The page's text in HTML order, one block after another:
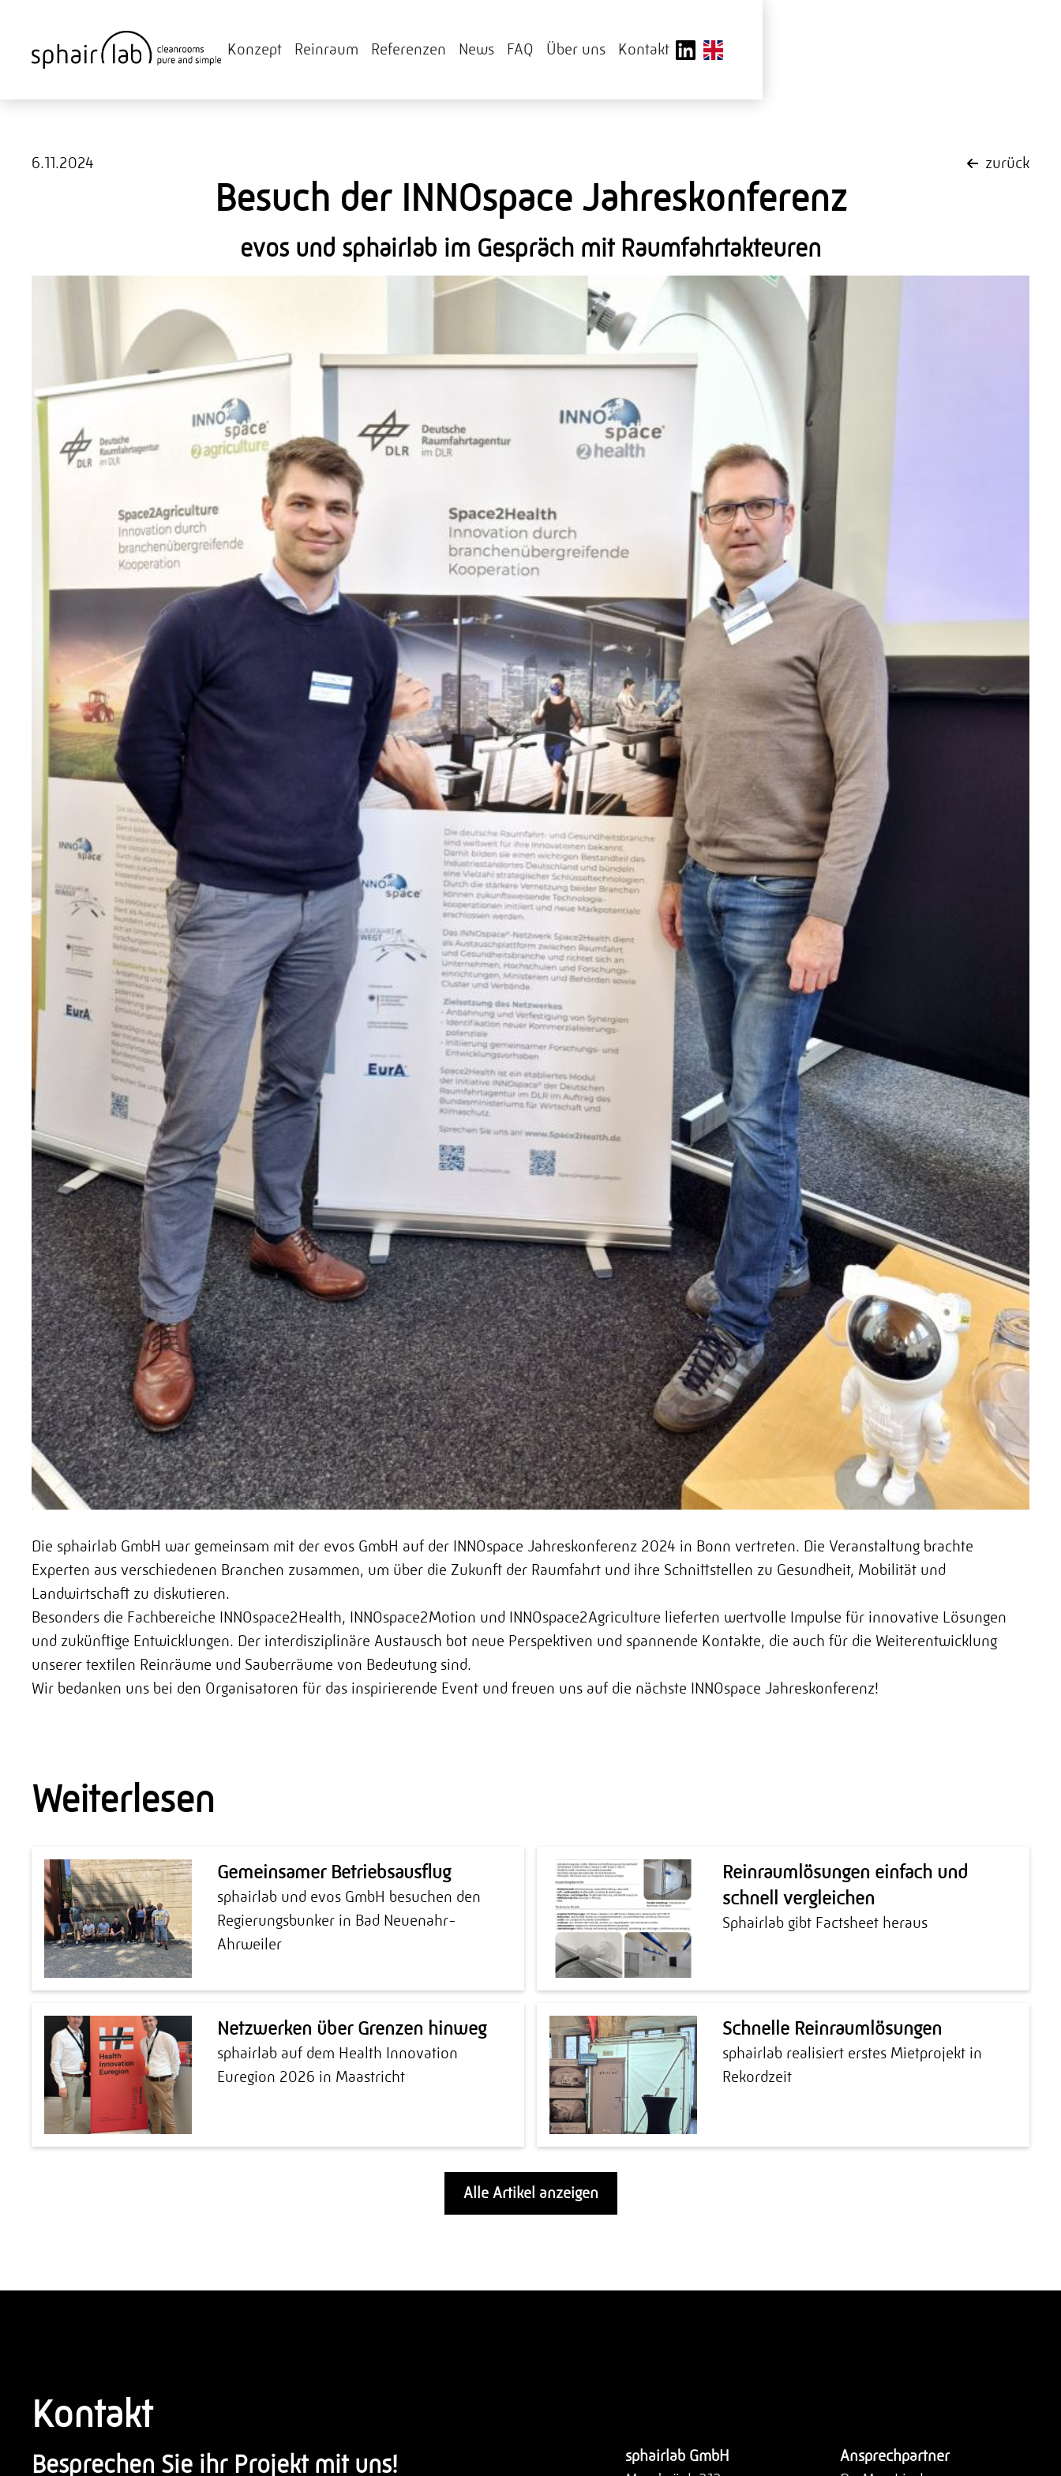
Konzept Reinraum Referenzen News FAQ Über uns Kontakt
6.11.2024 zurück
Besuch der INNOspace Jahreskonferenz
evos und sphairlab im Gespräch mit Raumfahrtakteuren
Die sphairlab GmbH war gemeinsam mit der evos GmbH auf der INNOspace Jahreskonferenz 2024 in Bonn vertreten. Die Veranstaltung brachte
Experten aus verschiedenen Branchen zusammen, um über die Zukunft der Raumfahrt und ihre Schnittstellen zu Gesundheit, Mobilität und
Landwirtschaft zu diskutieren.
Besonders die Fachbereiche INNOspace2Health, INNOspace2Motion und INNOspace2Agriculture lieferten wertvolle Impulse für innovative Lösungen
und zukünftige Entwicklungen. Der interdisziplinäre Austausch bot neue Perspektiven und spannende Kontakte, die auch für die Weiterentwicklung
unserer textilen Reinräume und Sauberräume von Bedeutung sind.
Wir bedanken uns bei den Organisatoren für das inspirierende Event und freuen uns auf die nächste INNOspace Jahreskonferenz!
Weiterlesen
Gemeinsamer Betriebsausflug
sphairlab und evos GmbH besuchen den
Regierungsbunker in Bad Neuenahr-
Ahrweiler
Reinraumlösungen einfach und
schnell vergleichen
Sphairlab gibt Factsheet heraus
Netzwerken über Grenzen hinweg
sphairlab auf dem Health Innovation
Euregion 2026 in Maastricht
Schnelle Reinraumlösungen
sphairlab realisiert erstes Mietprojekt in
Rekordzeit
Alle Artikel anzeigen
Kontakt
Besprechen Sie ihr Projekt mit uns!
sphairlab GmbH
Ansprechpartner